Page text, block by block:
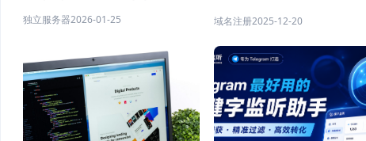
独立服务器2026-01-25 域名注册2025-12-20